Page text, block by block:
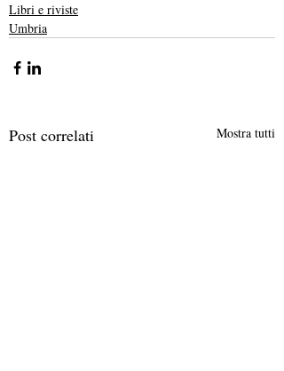
Libri e riviste
Umbria
Post correlati Mostra tutti